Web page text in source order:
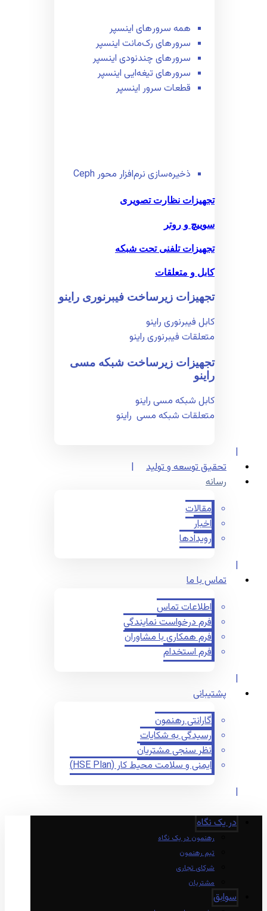
همه سرور‌های اینسپر
سرور‌های رک‌مانت اینسپر
سرور‌های چند‌نودی اینسپر
سرور‌های تیغه‌ایی اینسپر
قطعات سرور اینسپر
ذخیره‌سازی نرم‌افزار محور Ceph
تجهیزات نظارت تصویری
سوییچ و روتر
تجهیزات تلفنی تحت شبکه
کابل و متعلقات
تجهیزات زیر‌ساخت فیبر‌نوری راینو
کابل فیبر‌نوری راینو
متعلقات فیبر‌نوری راینو
تجهیزات زیر‌ساخت شبکه مسی
راینو
کابل شبکه مسی راینو
متعلقات شبکه مسی راینو
تحقیق توسعه و تولید
رسانه
مقالات
اخبار
رویدادها
تماس با ما
اطلاعات تماس
فرم درخواست نمایندگی
فرم همکاری با مشاوران
فرم استخدام
پشتیبانی
گارانتی رهنمون
رسیدگی به شکایات
نظر سنجی مشتریان
ایمنی و سلامت محیط کار (HSE Plan)
در یک نگاه
رهنمون در یک نگاه
تیم رهنمون
شرکای تجاری
مشتریان
سوابق